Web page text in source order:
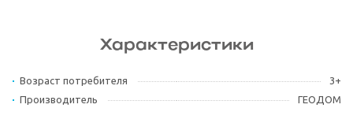
Характеристики
Возраст потребителя
3+
Производитель
ГЕОДОМ